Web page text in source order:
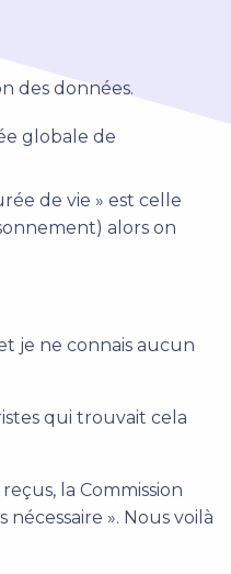
des données.
globale de
de vie » est celle
alors on
je ne connais aucun
qui trouvait cela
la Commission
». Nous voilà